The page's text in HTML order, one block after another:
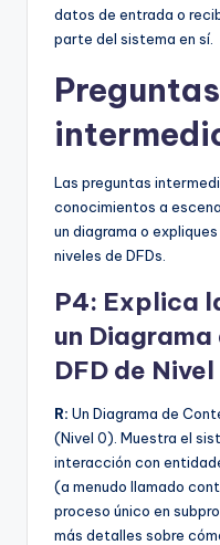
datos de entrada o
parte del sistema en sí.
Las preguntas
conocimientos a
un diagrama o
niveles de DFDs.
P4: Explica
un
DFD de
R: Un Diagrama de
(Nivel 0). Muestra el
interacción con
(a menudo llamado
proceso único en
más detalles sobre